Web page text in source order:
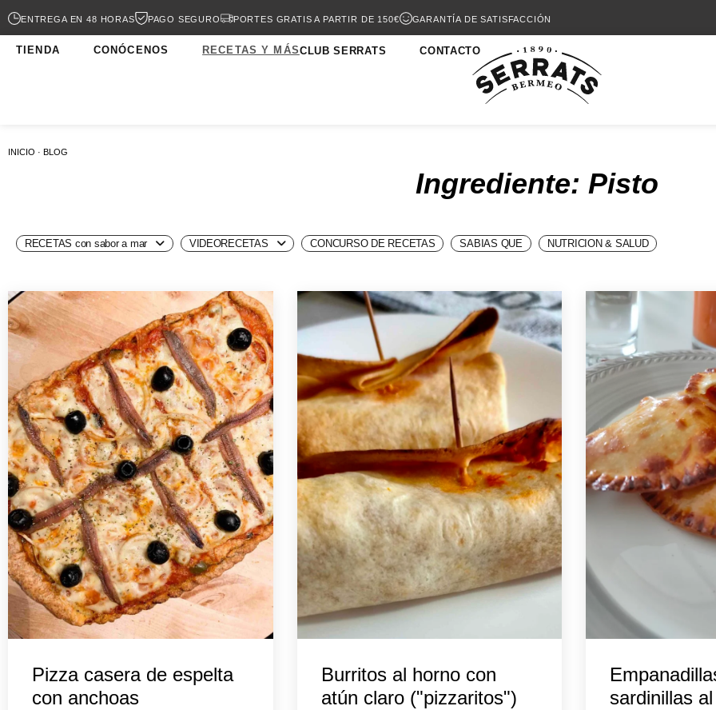
ENTREGA EN 48 HORAS PAGO SEGURO PORTES GRATIS A PARTIR DE 150€ GARANTÍA DE SATISFACCIÓN
TIENDA CONÓCENOS RECETAS Y MÁSCLUB SERRATS CONTACTO
INICIO · BLOG
Ingrediente: Pisto
RECETAS con sabor a mar VIDEORECETAS CONCURSO DE RECETAS SABIAS QUE NUTRICION & SALUD
Pizza casera de espelta
con anchoas
Burritos al horno con
atún claro ("pizzaritos")
sardinillas